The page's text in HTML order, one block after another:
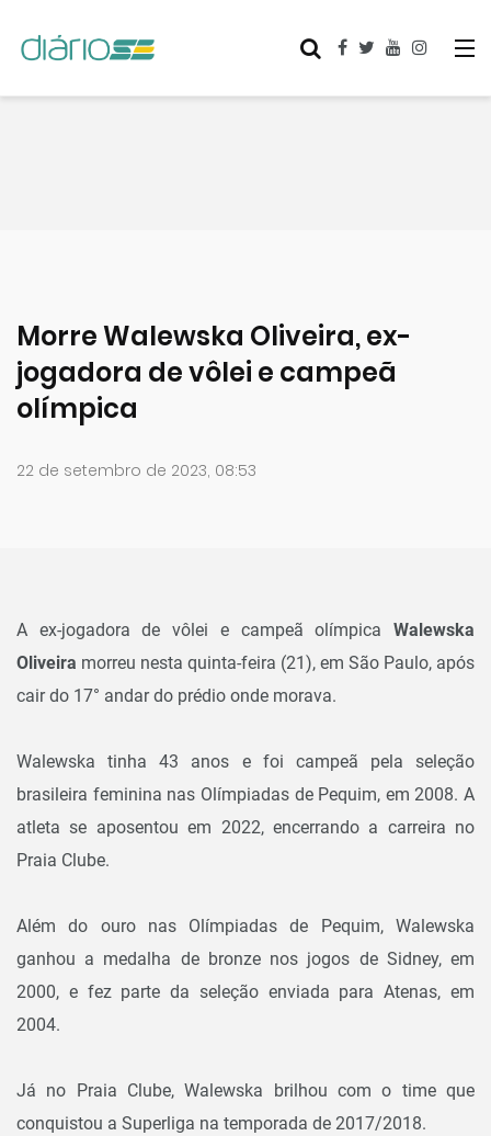
Morre Walewska Oliveira, ex-
jogadora de vôlei e campeã
olímpica
22 de setembro de 2023, 08:53
A ex-jogadora de vôlei e campeã olímpica Walewska
Oliveira morreu nesta quinta-feira (21), em São Paulo, após
cair do 17° andar do prédio onde morava.
Walewska tinha 43 anos e foi campeã pela seleção
brasileira feminina nas Olímpiadas de Pequim, em 2008. A
atleta se aposentou em 2022, encerrando a carreira no
Praia Clube.
Além do ouro nas Olímpiadas de Pequim, Walewska
ganhou a medalha de bronze nos jogos de Sidney, em
2000, e fez parte da seleção enviada para Atenas, em
2004.
Já no Praia Clube, Walewska brilhou com o time que
conquistou a Superliga na temporada de 2017/2018.